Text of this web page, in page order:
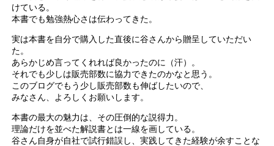
けている。
本書でも勉強熱心さは伝わってきた。
実は本書を自分で購入した直後に谷さんから贈呈していただい
た。
あらかじめ言ってくれれば良かったのに（汗）。
それでも少しは販売部数に協力できたのかなと思う。
このブログでもう少し販売部数も伸ばしたいので、
みなさん、よろしくお願いします。
本書の最大の魅力は、その圧倒的な説得力。
理論だけを並べた解説書とは一線を画している。
谷さん自身が自社で試行錯誤し、実践してきた経験が余すことな